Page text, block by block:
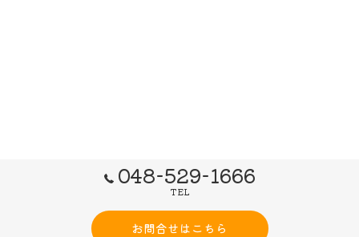
048-529-1666
TEL
お問合せはこちら